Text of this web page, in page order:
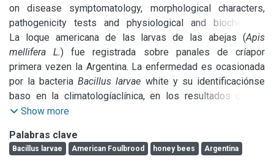
on disease symptomatology, morphological characters,
pathogenicity tests and physiological and biochemical
reactions. Studies by scanning electron microscopy
showed the occurrence of large flagellar bundles of
Bacillus larvae strains growing in biphasic BL medium. An
electron microscope survey of the surface configuration of
bacterial spores was also made.
La loque americana de las larvas de las abejas (Apis
mellifera L.) fue registrada sobre panales de críapor
primera vezen la Argentina. La enfermedad es ocasionada
por la bacteria Bacillus larvae white y su identificaciónse
baso en la climatologíaclínica, en los resultados de las
pruebas de patogenicidad y en las
las cepasbacterianas aisladas. Se efectuaronestudiosde
microscopia electrónicade barrido constatándosela
Show more
Palabras clave
Bacillus larvae American Foulbrood honey bees Argentina